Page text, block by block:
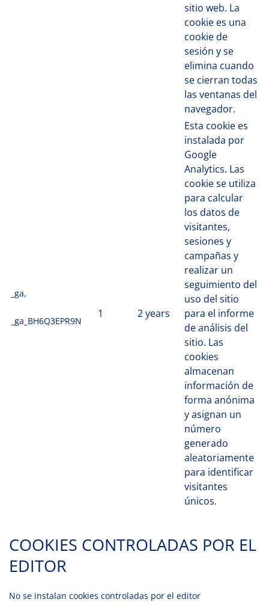
sitio web. La
cookie es una
cookie de
sesión y se
elimina cuando
se cierran todas
las ventanas del
navegador.
_ga,
_ga_BH6Q3EPR9N
1 2 years
Esta cookie es
instalada por
Google
Analytics. Las
cookie se utiliza
para calcular
los datos de
visitantes,
sesiones y
campañas y
realizar un
seguimiento del
uso del sitio
para el informe
de análisis del
sitio. Las
cookies
almacenan
información de
forma anónima
y asignan un
número
generado
aleatoriamente
para identificar
visitantes
únicos.
COOKIES CONTROLADAS POR EL
EDITOR
No se instalan cookies controladas por el editor